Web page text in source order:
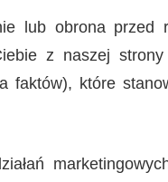
lub obrona
z naszej
faktów), które